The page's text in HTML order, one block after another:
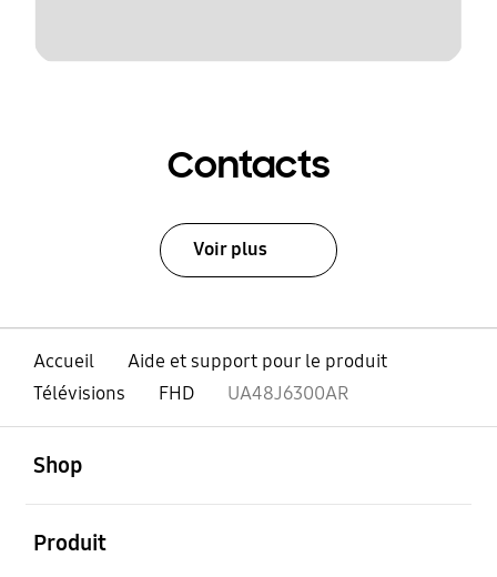
Contacts
Voir plus
Accueil
Aide et support pour le produit
Télévisions
FHD UA48J6300AR
Shop
Produit